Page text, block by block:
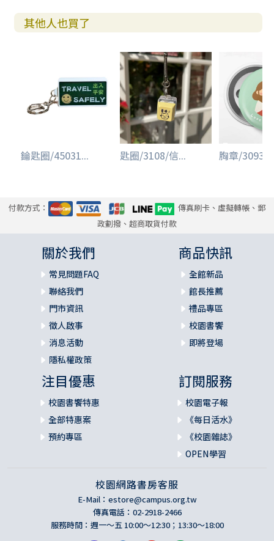
其他人也買了
錀匙圈/45031... 匙圈/3108/信... 胸章/3093/
付款方式：
傳真刷卡、虛擬轉帳、郵
政劃撥、超商取貨付款
關於我們
常見問題FAQ
聯絡我們
門市資訊
徵人啟事
消息活動
隱私權政策
商品快訊
全館新品
館長推薦
禮品專區
校園書饗
即將登場
注目優惠
校園書饗特惠
全部特惠案
預約專區
訂閱服務
校園電子報
《每日活水》
《校園雜誌》
OPEN學習
校園網路書房客服
E-Mail： estore@campus.org.tw
傳真電話：02-2918-2466
服務時間：週一～五 10:00～12:30；13:30～18:00